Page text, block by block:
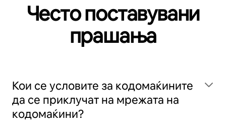
Често поставувани
прашања
Кои се условите за кодомаќините
да се приклучат на мрежата на
кодомаќини?